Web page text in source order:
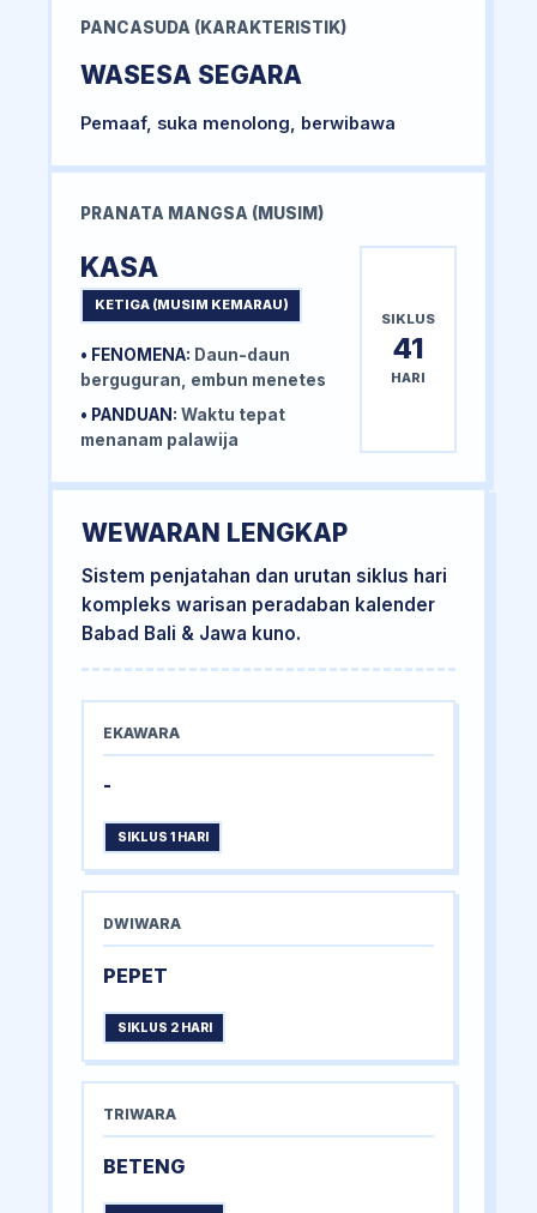
PANCASUDA (KARAKTERISTIK)
WASESA SEGARA
Pemaaf, suka menolong, berwibawa
PRANATA MANGSA (MUSIM)
KASA
KETIGA (MUSIM KEMARAU)
• FENOMENA: Daun-daun
berguguran, embun menetes
• PANDUAN: Waktu tepat
menanam palawija
SIKLUS
41
HARI
WEWARAN LENGKAP
Sistem penjatahan dan urutan siklus hari
kompleks warisan peradaban kalender
Babad Bali & Jawa kuno.
EKAWARA
-
SIKLUS 1 HARI
DWIWARA
PEPET
SIKLUS 2 HARI
TRIWARA
BETENG